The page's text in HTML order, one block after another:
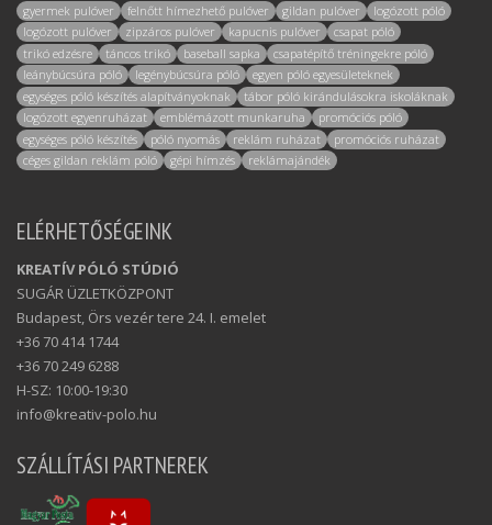
gyermek pulóver
felnőtt hímezhető pulóver gildan pulóver
logózott póló
logózott pulóver
zipzáros pulóver kapucnis pulóver
csapat póló
trikó edzésre
táncos trikó baseball sapka
csapatépítő tréningekre póló
leánybúcsúra póló
legénybúcsúra póló
egyen póló egyesületeknek
egységes póló készítés alapítványoknak
tábor póló kirándulásokra iskoláknak
logózott egyenruházat
emblémázott munkaruha
promóciós póló
egységes póló készítés
póló nyomás reklám ruházat
promóciós ruházat
céges gildan reklám póló
gépi hímzés reklámajándék
ELÉRHETŐSÉGEINK
KREATÍV PÓLÓ STÚDIÓ
SUGÁR ÜZLETKÖZPONT
Budapest, Örs vezér tere 24. I. emelet
+36 70 414 1744
+36 70 249 6288
H-SZ: 10:00-19:30
info@kreativ-polo.hu
SZÁLLÍTÁSI PARTNEREK